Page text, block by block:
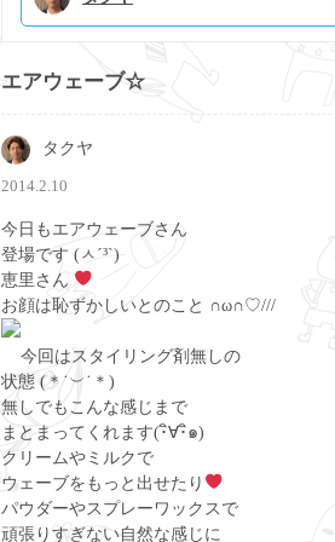
エアウェーブ☆
タクヤ
2014.2.10
今日もエアウェーブさん
登場です (ㅅ´³`)
恵里さん
お顔は恥ずかしいとのこと ∩ω∩♡///
今回はスタイリング剤無しの
状態 (＊˙︶˙＊)
無しでもこんな感じまで
まとまってくれます(･ิ∀･ิ๑)
クリームやミルクで
ウェーブをもっと出せたり
パウダーやスプレーワックスで
頑張りすぎない自然な感じに